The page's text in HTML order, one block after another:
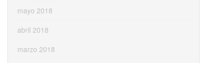
mayo 2018
abril 2018
marzo 2018